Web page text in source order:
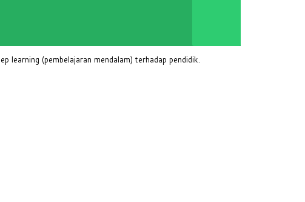
learning (pembelajaran mendalam) terhadap pendidik.